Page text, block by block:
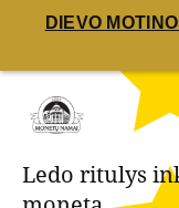
DIEVO
Ledo ritulys
Ledo